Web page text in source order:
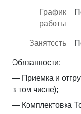
График
работы
Занятость
Обязанности:
— Приемка и
в том числе);
— Комплектовка